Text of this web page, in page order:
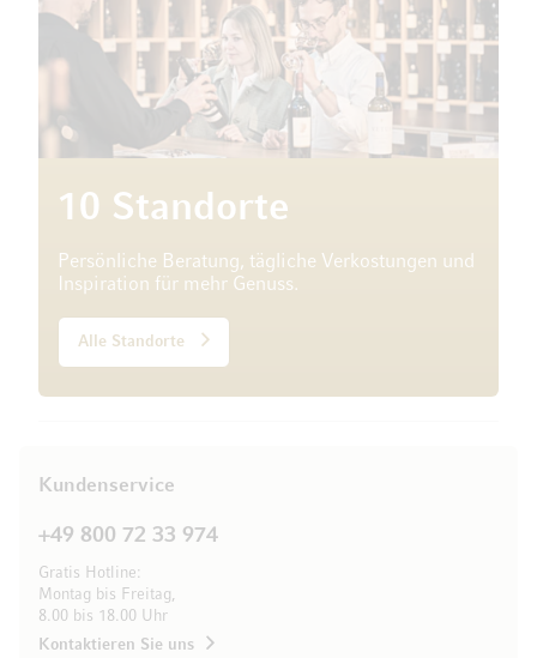
10 Standorte
Persönliche Beratung, tägliche Verkostungen und
Inspiration für mehr Genuss.
Alle Standorte
Kundenservice
+49 800 72 33 974
Gratis Hotline:
Montag bis Freitag,
8.00 bis 18.00 Uhr
Kontaktieren Sie uns